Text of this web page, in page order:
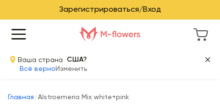
Зарегистрироваться/Вход
Ваша страна
США?
Всё верно Изменить
Главная Alstroemeria Mix white+pink